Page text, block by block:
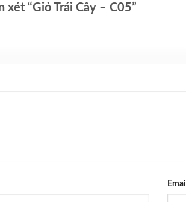
xét “Giỏ Trái Cây – C05”
Email